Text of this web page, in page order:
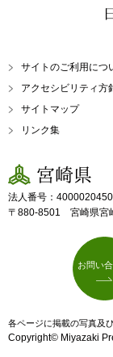
サイトのご利用につ
アクセシビリティ方
サイトマップ
リンク集
宮崎県
法人番号：
〒880-8501 宮崎県宮
お問い
各ページに掲載の写真及
Copyright© Miyazaki